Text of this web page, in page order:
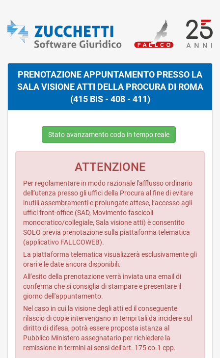
PRENOTAZIONE APPUNTAMENTO PRESSO LA
SALA VISIONE ATTI DELLA PROCURA DI ROMA
(415 BIS - 408 - 411)
Stato avanzamento coda in tempo reale
ATTENZIONE
Per regolamentare in modo razionale l'afflusso ordinario
dell’utenza presso gli uffici della Procura al fine di evitare
inutili assembramenti e prolungate attese, l’accesso agli
uffici front-office (SAD, Movimento fascicoli
monocratico/collegiale, Sala visione atti) è consentito
SOLO previa prenotazione sulla piattaforma telematica
(applicativo FALLCOWEB).
La piattaforma telematica visualizzerà esclusivamente gli
orari e le date ancora disponibili.
All’esito della prenotazione verrà inviata una email di
conferma che si consiglia di stampare e presentare il
giorno dell'appuntamento.
Nel caso in cui la visione degli atti ed il conseguente
rilascio di copie intervengano in tempi tali da incidere sul
diritto di difesa, potrà essere proposta istanza al
Pubblico Ministero assegnatario per richiedere la
remissione in termini ai sensi dell'art. 175 co.1 cpp.